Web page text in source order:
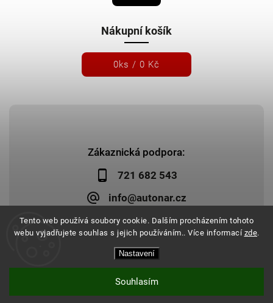
Tento web používá soubory cookie. Dalším procházením tohoto
webu vyjadřujete souhlas s jejich používáním.. Více informací zde.
Nastavení
Souhlasím
Zákaznická podpora:
721 682 543
info@autonar.cz
Nákupní košík
0ks / 0 Kč
Autonar.cz. Všechna práva vyhrazena.
| Design Shoptak.cz